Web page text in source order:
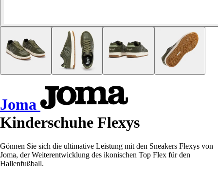
Joma
Kinderschuhe Flexys
Gönnen Sie sich die ultimative Leistung mit den Sneakers Flexys von
Joma, der Weiterentwicklung des ikonischen Top Flex für den
Hallenfußball.